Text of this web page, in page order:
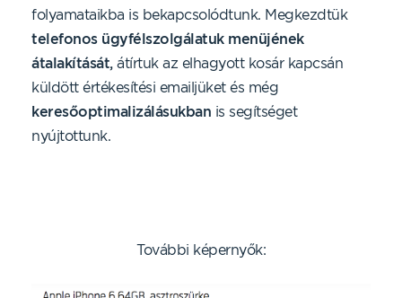
folyamataikba is bekapcsolódtunk. Megkezdtük
telefonos ügyfélszolgálatuk menüjének
átalakítását,átírtuk az elhagyott kosár kapcsán
küldött értékesítési emailjüket és még
keresőoptimalizálásukban is segítséget
nyújtottunk.
További képernyők: